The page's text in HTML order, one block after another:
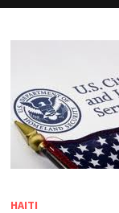
HAITI